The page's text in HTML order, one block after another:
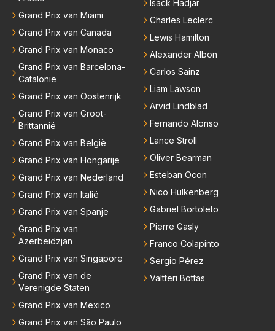
nu heeft bij Red Bull. Dat het gras niet overal even g
roen is hoef je hem niet te vertellen.
Grand Prix van Miami
Grand Prix van Canada
Grand Prix van Monaco
Grand Prix van Barcelona-
Catalonië
Grand Prix van Oostenrijk
Grand Prix van Groot-
Brittannië
Grand Prix van België
Grand Prix van Hongarije
Grand Prix van Nederland
Grand Prix van Italië
Grand Prix van Spanje
Grand Prix van
Azerbeidzjan
Grand Prix van Singapore
Grand Prix van de
Verenigde Staten
Grand Prix van Mexico
Grand Prix van São Paulo
Isack Hadjar
Charles Leclerc
Lewis Hamilton
Alexander Albon
Carlos Sainz
Liam Lawson
Arvid Lindblad
Fernando Alonso
Lance Stroll
Oliver Bearman
Esteban Ocon
Nico Hülkenberg
Gabriel Bortoleto
Pierre Gasly
Franco Colapinto
Sergio Pérez
Valtteri Bottas